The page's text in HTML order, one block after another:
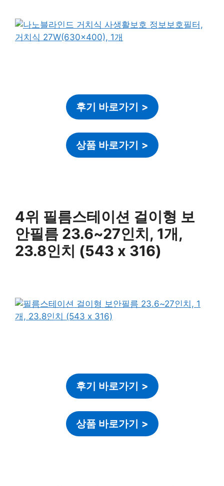
후기 바로가기 >
상품 바로가기 >
4위 필름스테이션 걸이형 보
안필름 23.6~27인치, 1개,
23.8인치 (543 x 316)
후기 바로가기 >
상품 바로가기 >